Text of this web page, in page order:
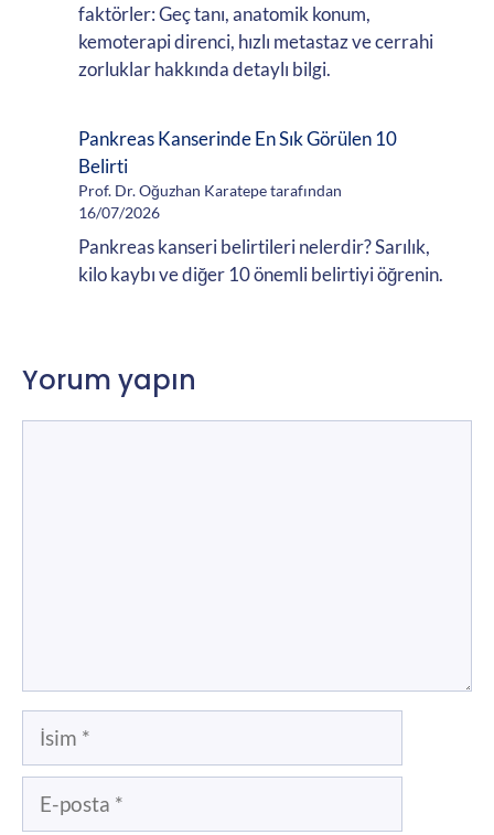
faktörler: Geç tanı, anatomik konum,
kemoterapi direnci, hızlı metastaz ve cerrahi
zorluklar hakkında detaylı bilgi.
Pankreas Kanserinde En Sık Görülen 10
Belirti
Prof. Dr. Oğuzhan Karatepe tarafından
16/07/2026
Pankreas kanseri belirtileri nelerdir? Sarılık,
kilo kaybı ve diğer 10 önemli belirtiyi öğrenin.
Yorum yapın
İsim
posta